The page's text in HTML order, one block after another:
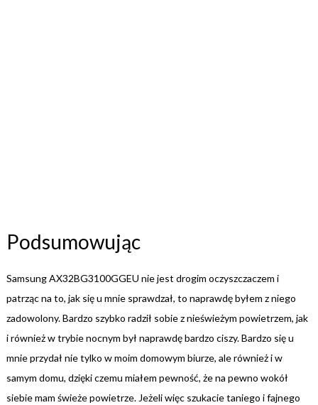
Podsumowując
Samsung AX32BG3100GGEU nie jest drogim oczyszczaczem i
patrząc na to, jak się u mnie sprawdzał, to naprawdę byłem z niego
zadowolony. Bardzo szybko radził sobie z nieświeżym powietrzem, jak
i również w trybie nocnym był naprawdę bardzo ciszy. Bardzo się u
mnie przydał nie tylko w moim domowym biurze, ale również i w
samym domu, dzięki czemu miałem pewność, że na pewno wokół
siebie mam świeże powietrze. Jeżeli więc szukacie taniego i fajnego